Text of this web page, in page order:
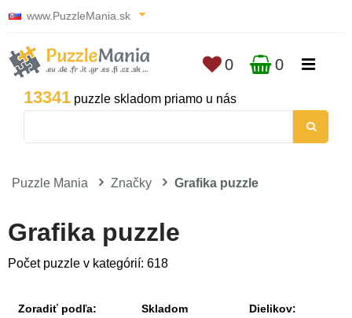
www.PuzzleMania.sk
13341 puzzle skladom priamo u nás
0 0
Puzzle Mania Značky Grafika puzzle
Grafika puzzle
Počet puzzle v kategórií: 618
Zoradiť podľa: Skladom Dielikov: